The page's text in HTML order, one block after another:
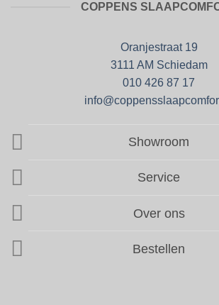
COPPENS
Oranjestraat 19
3111 AM Schiedam
010 426 87 17
Showroom
Service
Over ons
Bestellen